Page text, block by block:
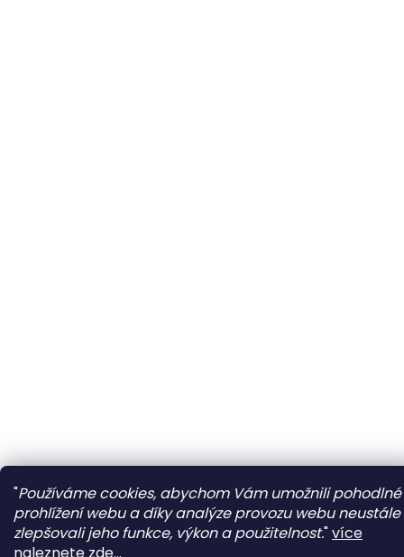
"Používáme cookies, abychom Vám umožnili pohodlné
prohlížení webu a díky analýze provozu webu neustále
zlepšovali jeho funkce, výkon a použitelnost."více